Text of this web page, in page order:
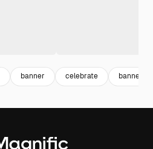
banner celebrate banner